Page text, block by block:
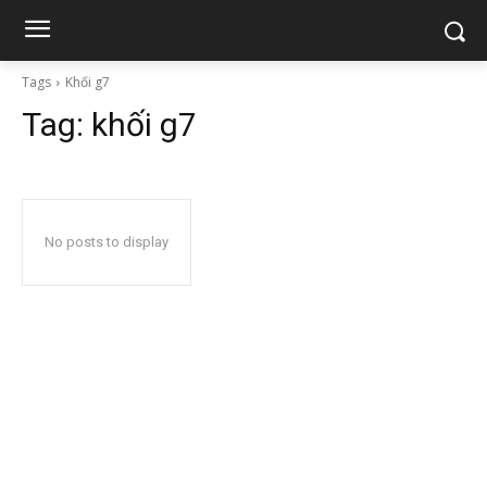
Tags Khối g7
Tag: khối g7
No posts to display